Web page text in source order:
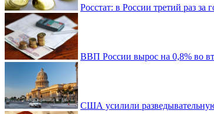
Росстат: в России третий раз за
ВВП России вырос на 0,8% во
США усилили